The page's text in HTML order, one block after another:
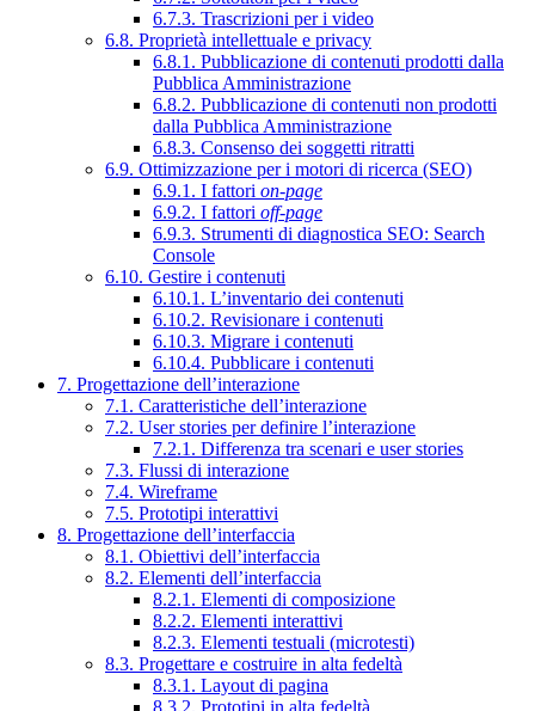
6.7.3. Trascrizioni per i video
6.8. Proprietà intellettuale e privacy
6.8.1. Pubblicazione di contenuti prodotti dalla
Pubblica Amministrazione
6.8.2. Pubblicazione di contenuti non prodotti
dalla Pubblica Amministrazione
6.8.3. Consenso dei soggetti ritratti
6.9. Ottimizzazione per i motori di ricerca (SEO)
6.9.1. I fattori on-page
6.9.2. I fattori off-page
6.9.3. Strumenti di diagnostica SEO: Search
Console
6.10. Gestire i contenuti
6.10.1. L’inventario dei contenuti
6.10.2. Revisionare i contenuti
6.10.3. Migrare i contenuti
6.10.4. Pubblicare i contenuti
7. Progettazione dell’interazione
7.1. Caratteristiche dell’interazione
7.2. User stories per definire l’interazione
7.2.1. Differenza tra scenari e user stories
7.3. Flussi di interazione
7.4. Wireframe
7.5. Prototipi interattivi
8. Progettazione dell’interfaccia
8.1. Obiettivi dell’interfaccia
8.2. Elementi dell’interfaccia
8.2.1. Elementi di composizione
8.2.2. Elementi interattivi
8.2.3. Elementi testuali (microtesti)
8.3. Progettare e costruire in alta fedeltà
8.3.1. Layout di pagina
8.3.2. Prototipi in alta fedeltà